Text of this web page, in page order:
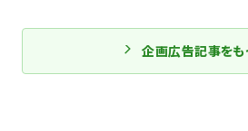
企画広告記事をも